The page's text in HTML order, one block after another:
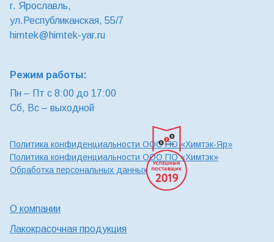
г. Ярославль,
ул.Республиканская, 55/7
himtek@himtek-yar.ru
Режим работы:
Пн – Пт с 8:00 до 17:00
Сб, Вс – выходной
Политика конфиденциальности ООО ПО «Химтэк-Яр»
Политика конфиденциальности ООО ПО «Химтэк»
Обработка персональных данных
О компании
Лакокрасочная продукция